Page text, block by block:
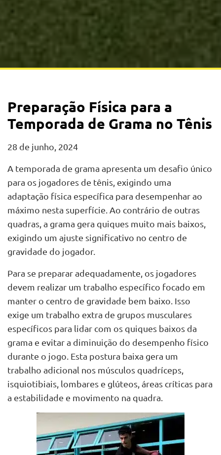
Preparação Física para a
Temporada de Grama no Tênis
28 de junho, 2024
A temporada de grama apresenta um desafio único
para os jogadores de tênis, exigindo uma
adaptação física específica para desempenhar ao
máximo nesta superfície. Ao contrário de outras
quadras, a grama gera quiques muito mais baixos,
exigindo um ajuste significativo no centro de
gravidade do jogador.
Para se preparar adequadamente, os jogadores
devem realizar um trabalho específico focado em
manter o centro de gravidade bem baixo. Isso
exige um trabalho extra de grupos musculares
específicos para lidar com os quiques baixos da
grama e evitar a diminuição do desempenho físico
durante o jogo. Esta postura baixa gera um
trabalho adicional nos músculos quadríceps,
isquiotibiais, lombares e glúteos, áreas críticas para
a estabilidade e movimento na quadra.